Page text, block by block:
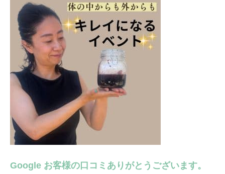
Google お客様の口コミありがとうございます。